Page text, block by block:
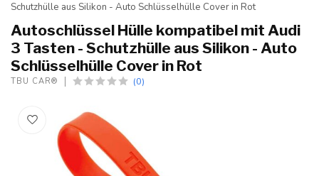
Schutzhülle aus Silikon - Auto Schlüsselhülle Cover in Rot
Autoschlüssel Hülle kompatibel mit Audi
3 Tasten - Schutzhülle aus Silikon - Auto
Schlüsselhülle Cover in Rot
TBU CAR® (0)